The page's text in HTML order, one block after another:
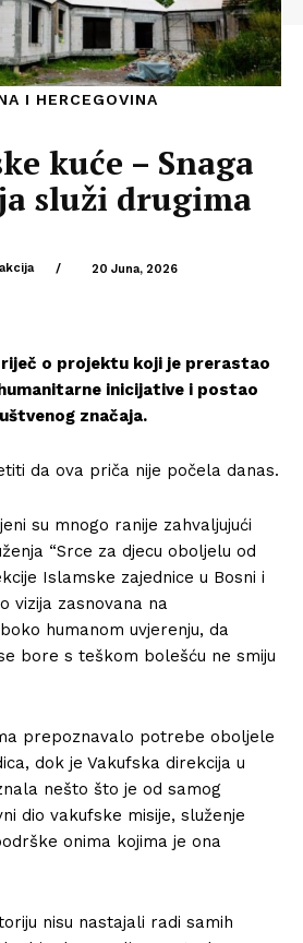
I HERCEGOVINA
kuće – Snaga
služi drugima
/ 20 Juna, 2026
riječ o projektu koji je prerastao
inicijative i postao
značaja.
da ova priča nije počela danas.
su mnogo ranije zahvaljujući
“Srce za djecu oboljelu od
Islamske zajednice u Bosni i
vizija zasnovana na
humanom uvjerenju, da
bore s teškom bolešću ne smiju
prepoznavalo potrebe oboljele
dok je Vakufska direkcija u
nešto što je od samog
dio vakufske misije, služenje
onima kojima je ona
nisu nastajali radi samih